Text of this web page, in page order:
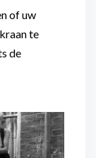
of uw
te
de